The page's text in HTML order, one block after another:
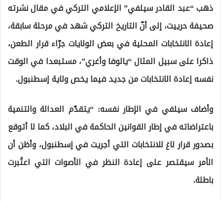
ذهب “عبد القادر سيلفي” الإعلامي التركي في مقال نشرته
صحيفة حرييت، إلى أنّ التاريخ التركي شهد في مرحلة سابقة،
إعادة الانتخابات المحلية في بعض الولايات جرّاء قرار الطعن،
ذاكرا على سبيل المثال “يالوفا وأغري”، مستبعدا في الوقت
نفسه إعادة الانتخابات من جديد فيما يخص ولاية إسطنبول.
وأضاف سيلفي في الإطار نفسه: “يتقدّم العدالة والتنمية
باعتراضاته في إطار القوانين الحاكمة في البلاد، كما لا أتوقع
بصدور قرار لاغ للانتخابات التي أجريت في إسطنبول، وأظن أن
الأمر سيقتصر على إعادة النظر في الأصوات التي اعتُبرت
باطلة.